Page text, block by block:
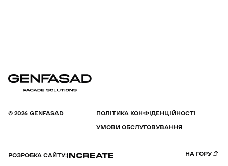
© 2026 GENFASAD
ПОЛІТИКА КОНФІДЕНЦІЙНОСТІ
УМОВИ ОБСЛУГОВУВАННЯ
РОЗРОБКА САЙТУ: НА ГОРУ